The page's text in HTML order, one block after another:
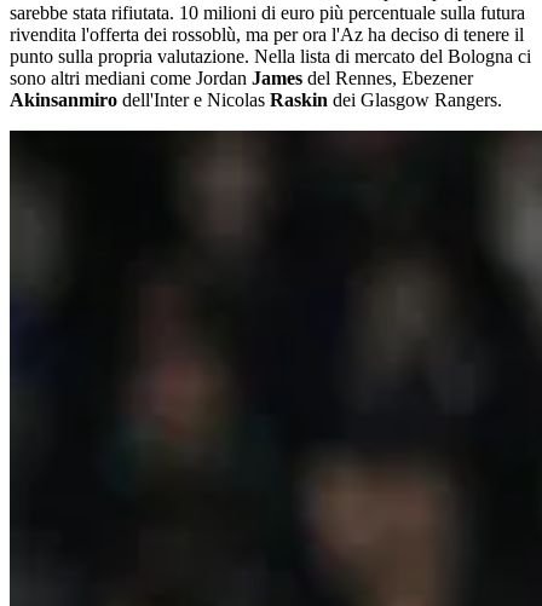
sarebbe stata rifiutata. 10 milioni di euro più percentuale sulla futura
rivendita l'offerta dei rossoblù, ma per ora l'Az ha deciso di tenere il
punto sulla propria valutazione. Nella lista di mercato del Bologna ci
sono altri mediani come Jordan James del Rennes, Ebezener
Akinsanmiro dell'Inter e Nicolas Raskin dei Glasgow Rangers.